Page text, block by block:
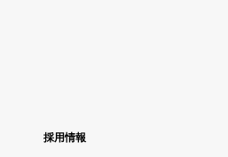
採用情報